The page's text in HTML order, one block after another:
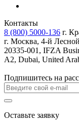
Контакты
8 (800) 5000-136 г.
г. Москва, 4-й
20335-001, IFZA
A2, Dubai, United
Подпишитесь на
Оставьте заявку